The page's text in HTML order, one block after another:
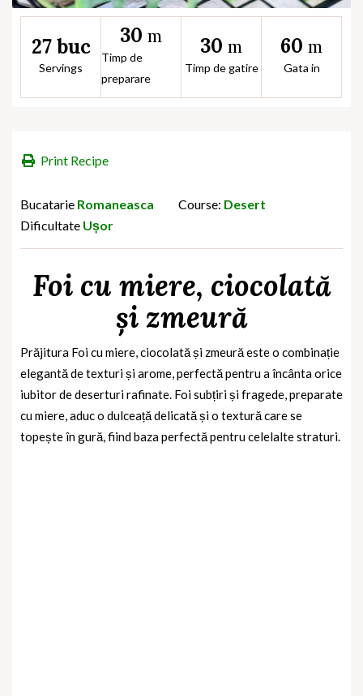
27 buc
Servings
30 m
Timp de
preparare
30 m
Timp de gatire
60 m
Gata in
Print Recipe
Bucatarie Romaneasca Course: Desert
Dificultate Ușor
Foi cu miere, ciocolată
și zmeură
Prăjitura Foi cu miere, ciocolată și zmeură este o combinație
elegantă de texturi și arome, perfectă pentru a încânta orice
iubitor de deserturi rafinate. Foi subțiri și fragede, preparate
cu miere, aduc o dulceață delicată și o textură care se
topește în gură, fiind baza perfectă pentru celelalte straturi.